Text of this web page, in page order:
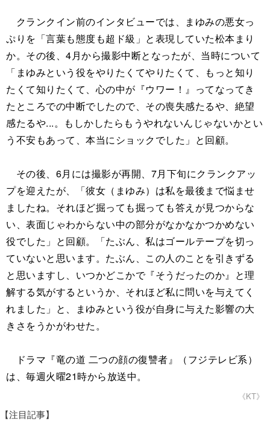
クランクイン前のインタビューでは、まゆみの悪女っ
ぷりを「言葉も態度も超ド級」と表現していた松本まり
か。その後、4月から撮影中断となったが、当時について
「まゆみという役をやりたくてやりたくて、もっと知り
たくて知りたくて、心の中が『ウワー！』ってなってき
たところでの中断でしたので、その喪失感たるや、絶望
感たるや...。もしかしたらもうやれないんじゃないかとい
う不安もあって、本当にショックでした」と回顧。
その後、6月には撮影が再開、7月下旬にクランクアッ
プを迎えたが、「彼女（まゆみ）は私を最後まで悩ませ
ましたね。それほど掘っても掘っても答えが見つからな
い、表面じゃわからない中の部分がなかなかつかめない
役でした」と回顧。「たぶん、私はゴールテープを切っ
ていないと思います。たぶん、この人のことを引きずる
と思いますし、いつかどこかで『そうだったのか』と理
解する気がするというか、それほど私に問いを与えてく
れました」と、まゆみという役が自身に与えた影響の大
きさをうかがわせた。
ドラマ『竜の道 二つの顔の復讐者』（フジテレビ系）
は、毎週火曜21時から放送中。
《KT》
【注目記事】